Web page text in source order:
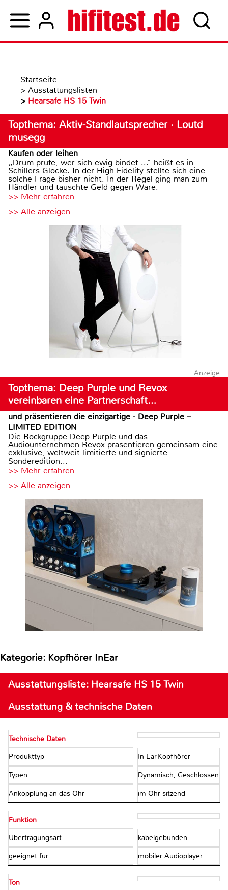
Startseite
> Ausstattungslisten
> Hearsafe HS 15 Twin
Topthema: Aktiv-Standlautsprecher · Loutd
musegg
Kaufen oder leihen
„Drum prüfe, wer sich ewig bindet ...“ heißt es in
Schillers Glocke. In der High Fidelity stellte sich eine
solche Frage bisher nicht. In der Regel ging man zum
Händler und tauschte Geld gegen Ware.
>> Mehr erfahren
>> Alle anzeigen
Anzeige
Topthema: Deep Purple und Revox
vereinbaren eine Partnerschaft…
und präsentieren die einzigartige - Deep Purple –
LIMITED EDITION
Die Rockgruppe Deep Purple und das
Audiounternehmen Revox präsentieren gemeinsam eine
exklusive, weltweit limitierte und signierte
Sonderedition...
>> Mehr erfahren
>> Alle anzeigen
Kategorie: Kopfhörer InEar
Ausstattungsliste: Hearsafe HS 15 Twin
Ausstattung & technische Daten
Technische Daten
Produkttyp In-Ear-Kopfhörer
Typen Dynamisch, Geschlossen
Ankopplung an das Ohr im Ohr sitzend
Funktion
Übertragungsart kabelgebunden
geeignet für mobiler Audioplayer
Ton